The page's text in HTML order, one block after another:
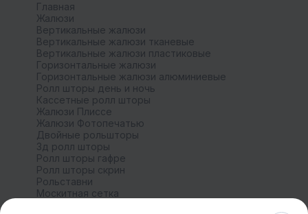
Главная
Жалюзи
Вертикальные жалюзи
Вертикальные жалюзи тканевые
Вертикальные жалюзи пластиковые
Горизонтальные жалюзи
Горизонтальные жалюзи алюминиевые
Ролл шторы день и ночь
Кассетные ролл шторы
Жалюзи Плиссе
Жалюзи Фотопечатью
Двойные рольшторы
3д ролл шторы
Ролл шторы гафре
Ролл шторы скрин
Рольставни
Москитная сетка